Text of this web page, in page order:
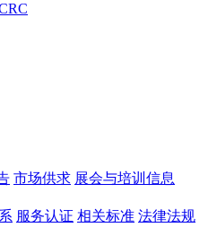
市场供求 展会与培训信息
服务认证 相关标准 法律法规